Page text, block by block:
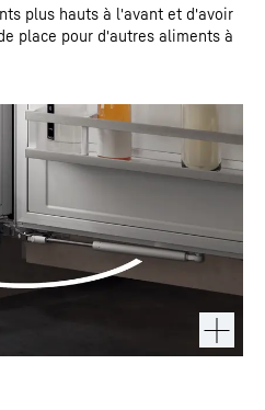
plus hauts à l'avant et d'avoir
place pour d'autres aliments à